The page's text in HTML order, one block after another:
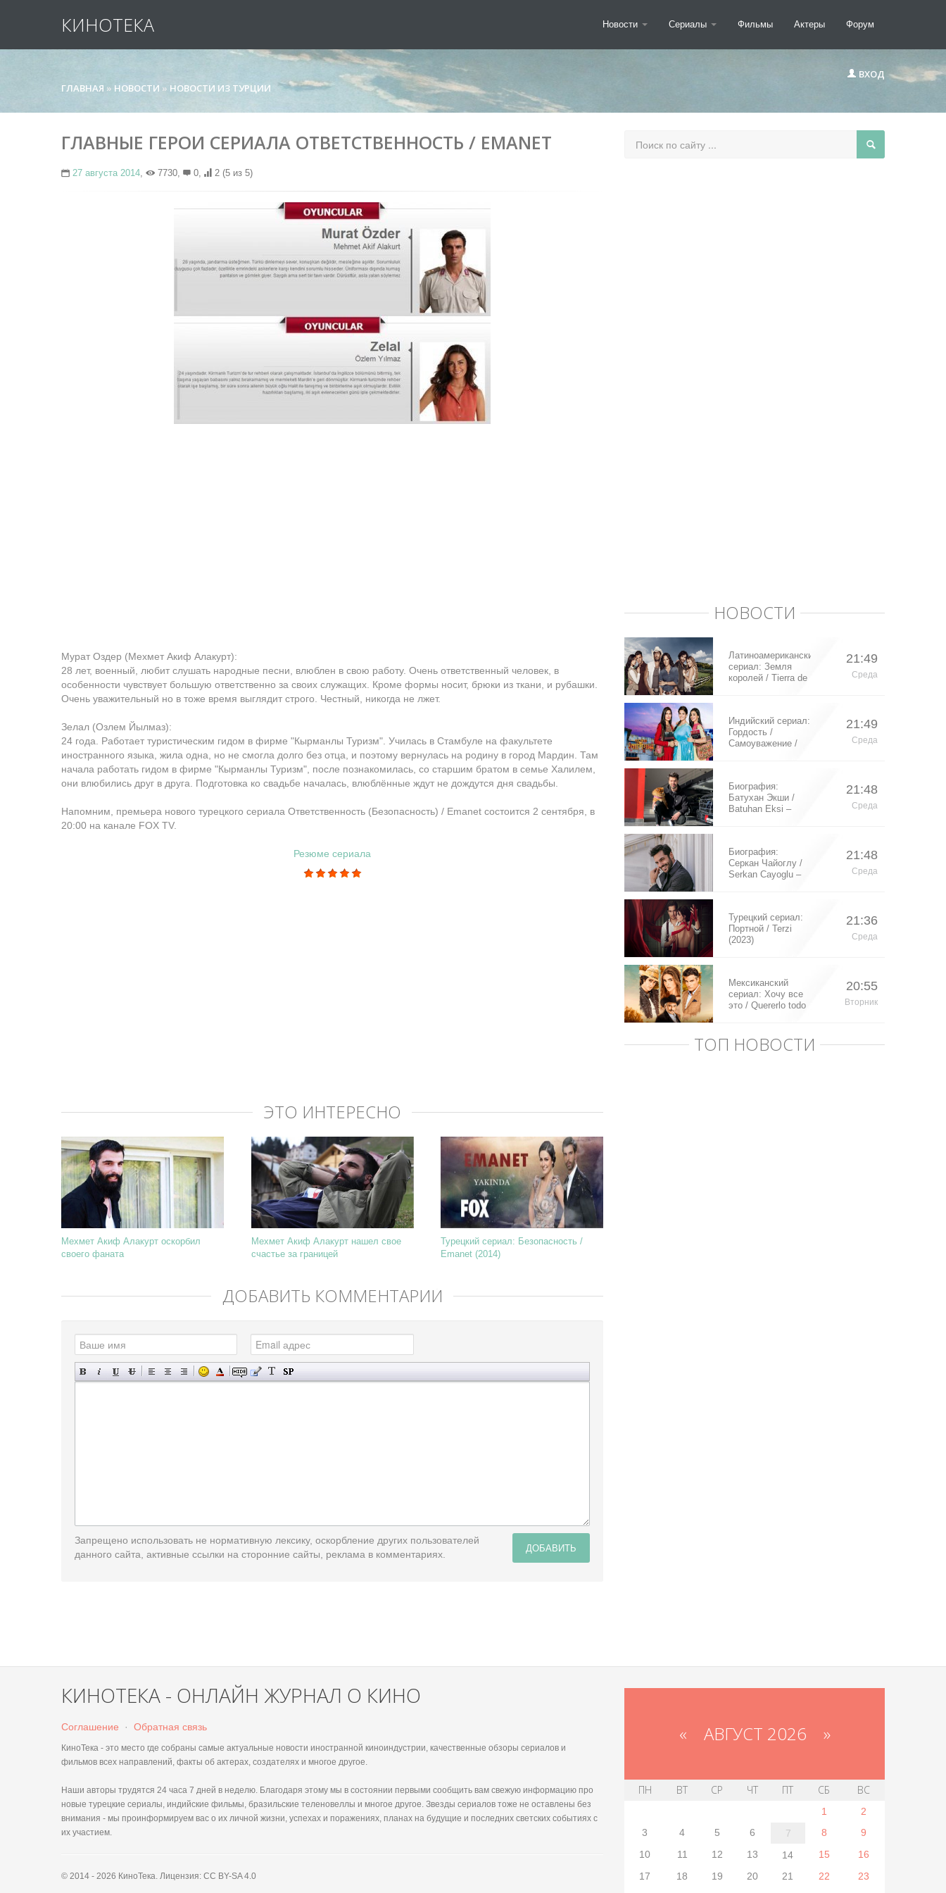
КИНОТЕКА Новости Сериалы Фильмы Актеры Форум
ВХОД
ГЛАВНАЯ » НОВОСТИ » НОВОСТИ ИЗ ТУРЦИИ
ГЛАВНЫЕ ГЕРОИ СЕРИАЛА ОТВЕТСТВЕННОСТЬ / EMANET
27 августа 2014, 7730, 0, 2 (5 из 5)
Мурат Оздер (Мехмет Акиф Алакурт):
28 лет, военный, любит слушать народные песни, влюблен в свою работу. Очень ответственный человек, в
особенности чувствует большую ответственно за своих служащих. Кроме формы носит, брюки из ткани, и рубашки.
Очень уважительный но в тоже время выглядит строго. Честный, никогда не лжет.
Зелал (Озлем Йылмаз):
24 года. Работает туристическим гидом в фирме "Кырманлы Туризм". Училась в Стамбуле на факультете
иностранного языка, жила одна, но не смогла долго без отца, и поэтому вернулась на родину в город Мардин. Там
начала работать гидом в фирме "Кырманлы Туризм", после познакомилась, со старшим братом в семье Халилем,
они влюбились друг в друга. Подготовка ко свадьбе началась, влюблённые ждут не дождутся дня свадьбы.
Напомним, премьера нового турецкого сериала Ответственность (Безопасность) / Emanet состоится 2 сентября, в
20:00 на канале FOX TV.
Резюме сериала
ЭТО ИНТЕРЕСНО
Мехмет Акиф Алакурт оскорбил
своего фаната
Мехмет Акиф Алакурт нашел свое
счастье за границей
Турецкий сериал: Безопасность /
Emanet (2014)
ДОБАВИТЬ КОММЕНТАРИЙ
ДОБАВИТЬ
Запрещено использовать не нормативную лексику, оскорбление других пользователей
данного сайта, активные ссылки на сторонние сайты, реклама в комментариях.
НОВОСТИ
Латиноамериканский
сериал: Земля
королей / Tierra de
21:49
Среда
Индийский сериал:
Гордость /
Самоуважение /
21:49
Среда
Биография:
Батухан Экши /
Batuhan Eksi –
21:48
Среда
Биография:
Серкан Чайоглу /
Serkan Cayoglu –
21:48
Среда
Турецкий сериал:
Портной / Terzi
(2023)
21:36
Среда
Мексиканский
сериал: Хочу все
это / Quererlo todo
20:55
Вторник
ТОП НОВОСТИ
КИНОТЕКА - ОНЛАЙН ЖУРНАЛ О КИНО
Соглашение · Обратная связь
КиноТека - это место где собраны самые актуальные новости иностранной киноиндустрии, качественные обзоры сериалов и
фильмов всех направлений, факты об актерах, создателях и многое другое.
Наши авторы трудятся 24 часа 7 дней в неделю. Благодаря этому мы в состоянии первыми сообщить вам свежую информацию про
новые турецкие сериалы, индийские фильмы, бразильские теленовеллы и многое другое. Звезды сериалов тоже не оставлены без
внимания - мы проинформируем вас о их личной жизни, успехах и поражениях, планах на будущие и последних светских событиях с
их участием.
© 2014 - 2026 КиноТека. Лицензия: CC BY-SA 4.0
« АВГУСТ 2026 »
ПН ВТ СР ЧТ ПТ СБ ВС
1
2
3
4 5 6 7 8
9
10
11 12 13 14 15
16
17
18 19 20 21 22
23